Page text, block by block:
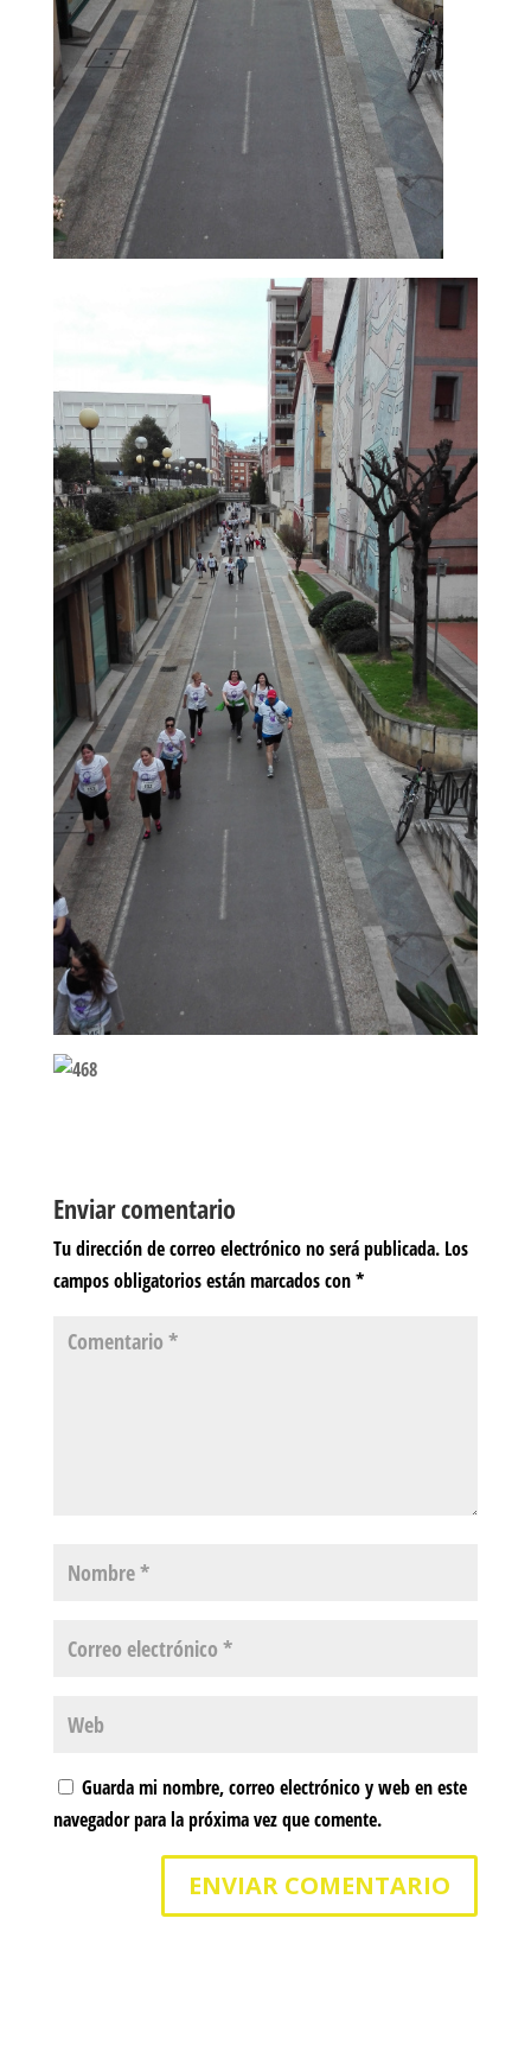
Enviar comentario
Tu dirección de correo electrónico no será publicada. Los
campos obligatorios están marcados con*
Guarda mi nombre, correo electrónico y web en este
navegador para la próxima vez que comente.